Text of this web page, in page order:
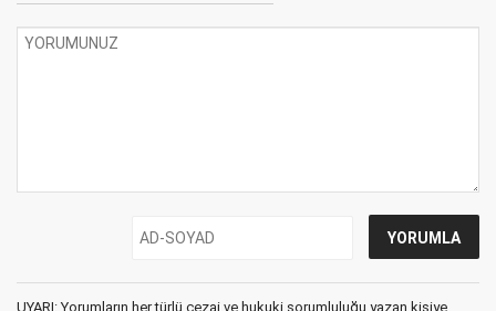
UYARI: Yorumların her türlü cezai ve hukuki sorumluluğu yazan kişiye